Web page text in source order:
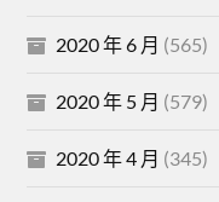
2020 年 6 月 (565)
2020 年 5 月 (579)
2020 年 4 月 (345)